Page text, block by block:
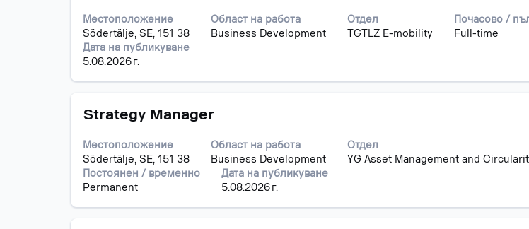
работни
позиции
Използвайте
за
със
задания.
Изберете
да
съдържание
на
информацията
за
Местоположение
Södertälje, SE, 151 38
Област на работа
Business Development
Отдел
TGTLZ E-mobility
Почасово /
Full-time
Дата на публикуване
5.08.2026 г.
бутона
за
интервал,
за
прегледате
съдържание
информацията
за
задание.
Позиция
Strategy Manager
Местоположение
Södertälje, SE, 151 38
Област на работа
Business Development
Отдел
YG Asset Management and
Постоянен / временно
Permanent
Дата на публикуване
5.08.2026 г.
Изберете
бутона
за
интервал,
за
прегледате